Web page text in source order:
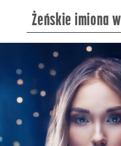
Żeńskie imiona